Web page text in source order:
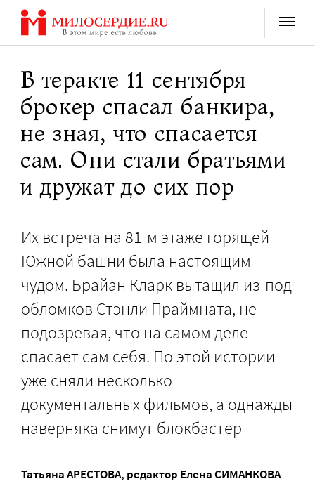
Перейти
содержанию
В теракте 11 сентября
брокер спасал банкира,
не зная, что спасается
сам. Они стали братьями
и дружат до сих пор
Их встреча на 81-м этаже горящей
Южной башни была настоящим
чудом. Брайан Кларк вытащил из-под
обломков Стэнли Праймната, не
подозревая, что на самом деле
спасает сам себя. По этой истории
уже сняли несколько
документальных фильмов, а однажды
наверняка снимут блокбастер
Татьяна АРЕСТОВА, редактор Елена СИМАНКОВА